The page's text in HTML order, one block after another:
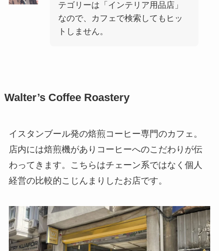
テゴリーは「インテリア用品店」
なので、カフェで検索してもヒッ
トしません。
Walter’s Coffee Roastery
イスタンブール発の焙煎コーヒー専門のカフェ。
店内には焙煎機がありコーヒーへのこだわりが伝
わってきます。こちらはチェーン系ではなく個人
経営の比較的こじんまりしたお店です。